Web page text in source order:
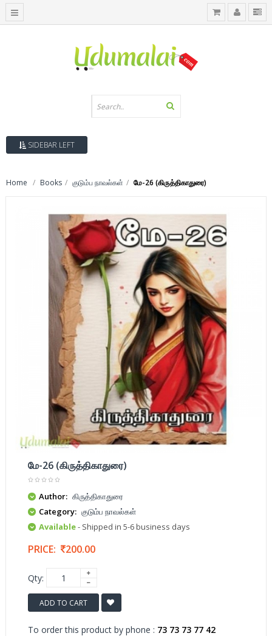
SIDEBAR LEFT
Home Books குடும்ப நாவல்கள் மே-26 (கிருத்திகாதுரை)
மே-26 (கிருத்திகாதுரை)
Author: கிருத்திகாதுரை
Category: குடும்ப நாவல்கள்
Available- Shipped in 5-6 business days
PRICE: 200.00
Qty:
ADD TO CART
To order this product by phone : 73 73 73 77 42